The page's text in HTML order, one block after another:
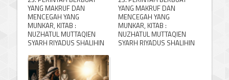
YANG MAKRUF DAN
MENCEGAH YANG
MUNKAR, KITAB :
NUZHATUL MUTTAQIEN
SYARH RIYADUS SHALIHIN
YANG MAKRUF DAN
MENCEGAH YANG
MUNKAR, KITAB :
NUZHATUL MUTTAQIEN
SYARH RIYADUS SHALIHIN